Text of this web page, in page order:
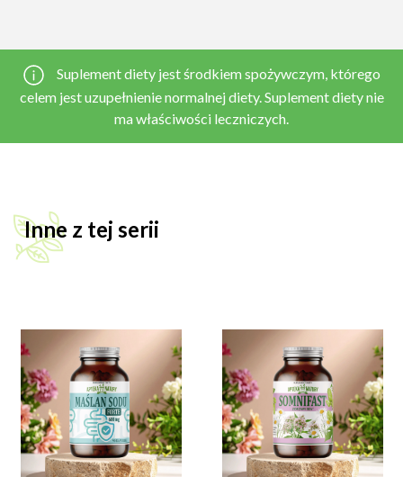
Suplement diety jest środkiem spożywczym, którego
celem jest uzupełnienie normalnej diety. Suplement diety nie
ma właściwości leczniczych.
Inne z tej serii